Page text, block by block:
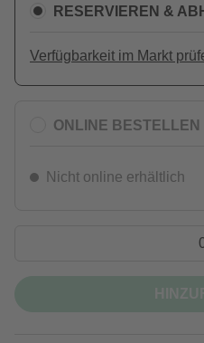
RESERVIEREN &
Verfügbarkeit im Markt
ONLINE BESTELLEN
Nicht online erhältlich